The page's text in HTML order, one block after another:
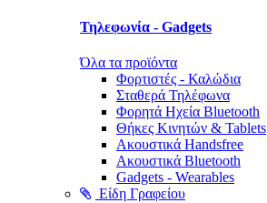
Τηλεφωνία - Gadgets
Όλα τα προϊόντα
Φορτιστές - Καλώδια
Σταθερά Τηλέφωνα
Φορητά Ηχεία Bluetooth
Θήκες Κινητών & Tablets
Ακουστικά Handsfree
Ακουστικά Bluetooth
Gadgets - Wearables
Είδη Γραφείου